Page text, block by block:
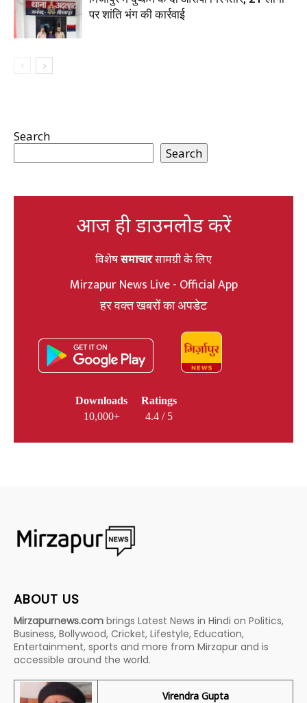
पर शांति भंग की कार्रवाई
Search
Search
आज ही डाउनलोड करें
विशेषसमाचारसामग्री के लिए
Mirzapur News Live - Official App
हर वक्त खबरों का अपडेट
Downloads
10,000+
Ratings
4.4 / 5
ABOUT US
Mirzapurnews.com brings Latest News in Hindi on Politics,
Business, Bollywood, Cricket, Lifestyle, Education,
Entertainment, sports and more from Mirzapur and is
accessible around the world.
Virendra Gupta